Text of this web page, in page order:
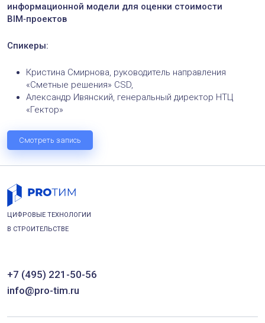
информационной модели для оценки стоимости
BIM‑проектов
Спикеры:
Кристина Смирнова, руководитель направления
«Сметные решения» CSD,
Александр Ивянский, генеральный директор НТЦ
«Гектор»
Смотреть запись
ЦИФРОВЫЕ ТЕХНОЛОГИИ
В СТРОИТЕЛЬСТВЕ
+7 (495) 221-50-56
info@pro-tim.ru